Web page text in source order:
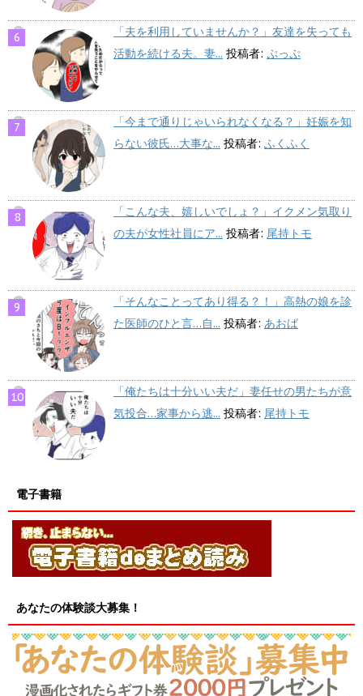
「夫を利用していませんか？」友達を失っても
活動を続ける夫。妻... 投稿者: ぷっぷ
「今まで通りじゃいられなくなる？」妊娠を知
らない彼氏…大事な... 投稿者: ふくふく
「こんな夫、嬉しいでしょ？」イクメン気取り
の夫が女性社員にア... 投稿者: 尾持トモ
「そんなことってあり得る？！」高熱の娘を診
た医師のひと言…自... 投稿者: あおば
「俺たちは十分いい夫だ」妻任せの男たちが意
気投合…家事から逃... 投稿者: 尾持トモ
電子書籍
あなたの体験談大募集！